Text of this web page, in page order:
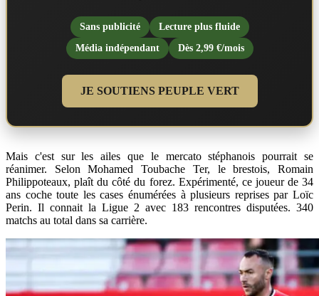
Sans publicité
Lecture plus fluide
Média indépendant
Dès 2,99 €/mois
JE SOUTIENS PEUPLE VERT
Mais c'est sur les ailes que le mercato stéphanois pourrait se
réanimer. Selon Mohamed Toubache Ter, le brestois, Romain
Philippoteaux, plaît du côté du forez. Expérimenté, ce joueur de 34
ans coche toute les cases énumérées à plusieurs reprises par Loïc
Perin. Il connait la Ligue 2 avec 183 rencontres disputées. 340
matchs au total dans sa carrière.